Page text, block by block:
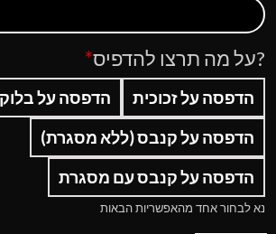
?על מה תרצו להדפיס*
הדפסה על זכוכית
הדפסה על בלוק
הדפסה על קנבס (ללא מסגרת)
הדפסה על קנבס עם מסגרת
נא לבחור אחד מהאפשריות הבאות